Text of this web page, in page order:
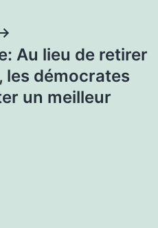
Au lieu de retirer
les démocrates
un meilleur